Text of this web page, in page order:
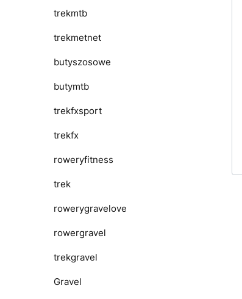
trekmtb
trekmetnet
butyszosowe
butymtb
trekfxsport
trekfx
roweryfitness
trek
rowerygravelove
rowergravel
trekgravel
Gravel